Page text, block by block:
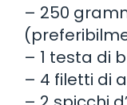
– 250
– 1 testa di
– 4 filetti di